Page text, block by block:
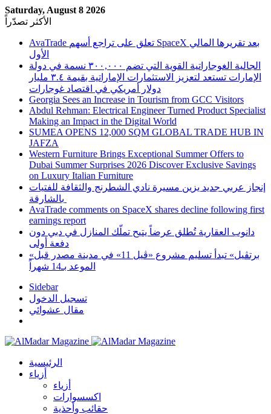
Saturday, August 8 2026
الأكثر تصدّراً
AvaTrade تعلق على تراجع أسهم SpaceX بعد تقريرها المالي
الأول
الجالية الغوجاراتية القوية التي تضم ٣٠٠,٠٠٠ نسمة في دولة
الإمارات تستعد لتعزيز الاستثمارات الإماراتية بقيمة ٣.٤ مليار
دولار أمريكي في اقتصاد غوجارات
Georgia Sees an Increase in Tourism from GCC Visitors
Abdul Rehman: Electrical Engineer Turned Product Specialist
Making an Impact in the Digital World
SUMEA OPENS 12,000 SQM GLOBAL TRADE HUB IN
JAFZA
Western Furniture Brings Exceptional Summer Offers to
Dubai Summer Surprises 2026 Discover Exclusive Savings
on Luxury Italian Furniture
إنجاز عربي جديد يزين مسيرة نادي الشطرنج والثقافة للفتيات
AvaTrade comments on SpaceX shares decline following first
earnings report
دانوب العقارية تُطلق عرضاً يتيح تملّك المنازل في دبي دون
دفعة أولى
«برتڤيل» تبدأ تسليم مشروع «ڤيل 11» في مدينة مصدر قبل
الموعد بـ14 شهراً
Sidebar
تسجيل الدخول
مقال عشوائي
الرئيسية
أزياء
أزياء
اكسسوارات
حقائب وأحذية